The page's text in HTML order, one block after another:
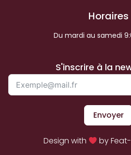
Horaires
Du mardi au samedi
S'inscrire à la
Envoyer
Design with by